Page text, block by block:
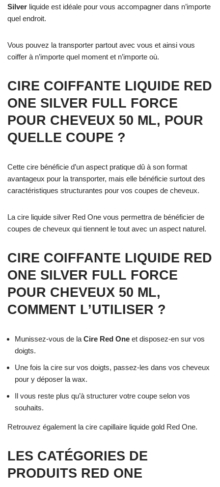
Silver liquide est idéale pour vous accompagner dans n’importe
quel endroit.
Vous pouvez la transporter partout avec vous et ainsi vous
coiffer à n’importe quel moment et n’importe où.
CIRE COIFFANTE LIQUIDE RED
ONE SILVER FULL FORCE
POUR CHEVEUX 50 ML, POUR
QUELLE COUPE ?
Cette cire bénéficie d’un aspect pratique dû à son format
avantageux pour la transporter, mais elle bénéficie surtout des
caractéristiques structurantes pour vos coupes de cheveux.
La cire liquide silver Red One vous permettra de bénéficier de
coupes de cheveux qui tiennent le tout avec un aspect naturel.
CIRE COIFFANTE LIQUIDE RED
ONE SILVER FULL FORCE
POUR CHEVEUX 50 ML,
COMMENT L’UTILISER ?
Munissez-vous de laCire Red One et disposez-en sur vos
doigts.
Une fois la cire sur vos doigts, passez-les dans vos cheveux
pour y déposer la wax.
Il vous reste plus qu’à structurer votre coupe selon vos
souhaits.
Retrouvez également la cire capillaire liquide gold Red One.
LES CATÉGORIES DE
PRODUITS RED ONE